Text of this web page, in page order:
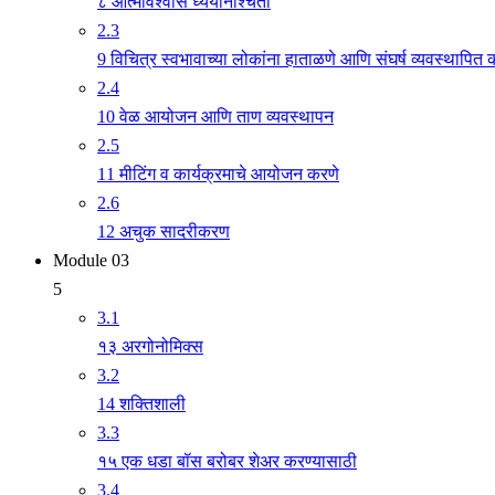
2.3
9 विचित्र स्वभावाच्या लोकांना हाताळणे आणि संघर्ष व्यवस्थापित
2.4
10 वेळ आयोजन आणि ताण व्यवस्थापन
2.5
11 मीटिंग व कार्यक्रमाचे आयोजन करणे
2.6
12 अचुक सादरीकरण
Module 03
5
3.1
१३ अरगोनोमिक्स
3.2
14 शक्तिशाली
3.3
१५ एक धडा बॉस बरोबर शेअर करण्यासाठी
3.4